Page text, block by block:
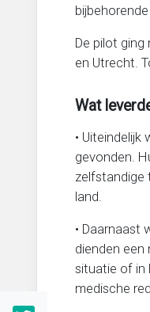
De pilot
en Utrecht.
Wat
•
gevonden.
zelfstandige
land.
• Daarnaast
dienden een
situatie of in
medische